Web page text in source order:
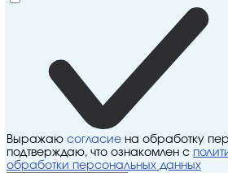
Выражаю согласие на обработку
подтверждаю, что ознакомлен с
обработки персональных данных